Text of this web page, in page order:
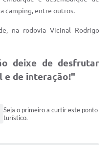
camping, entre outros.
na rodovia Vicinal Rodrigo
deixe de desfrutar
e de interação!"
Seja o primeiro a curtir este ponto
turístico.